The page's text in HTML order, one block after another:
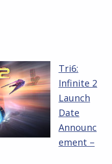
Tri6:
Infinite 2
Launch
Date
Announc
ement –